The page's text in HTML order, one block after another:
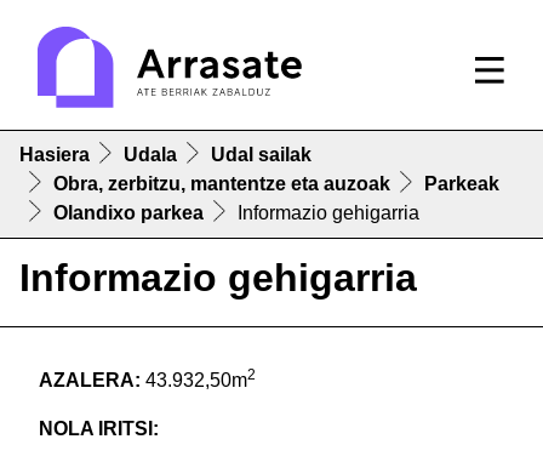
Hasiera Udala
Udal sailak
Obra, zerbitzu, mantentze eta auzoak
Parkeak
Olandixo parkea
Informazio gehigarria
Informazio gehigarria
AZALERA: 43.932,50m2
NOLA IRITSI: